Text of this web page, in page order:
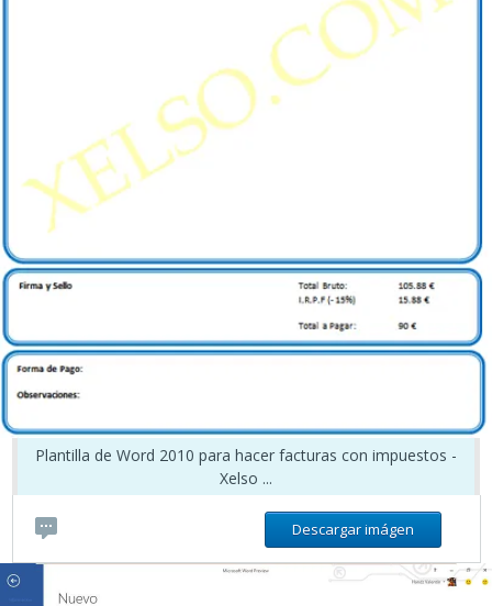
Plantilla de Word 2010 para hacer facturas con impuestos -
Xelso ...
Descargar imágen